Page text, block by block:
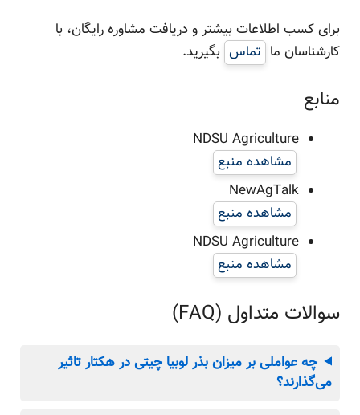
برای کسب اطلاعات بیشتر و دریافت مشاوره رایگان، با
کارشناسان ما تماس بگیرید.
منابع
NDSU Agriculture
مشاهده منبع
NewAgTalk
مشاهده منبع
NDSU Agriculture
مشاهده منبع
سوالات متداول (FAQ)
چه عواملی بر میزان بذر لوبیا چیتی در هکتار تاثیر
می‌گذارند؟